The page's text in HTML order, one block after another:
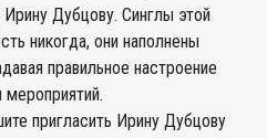
Ирину Дубцову. Синглы этой
никогда, они наполнены
правильное настроение
пригласить Ирину Дубцову